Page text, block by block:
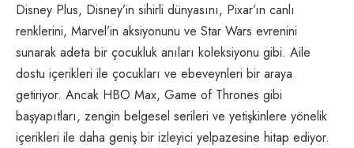
Disney Plus, Disney’in sihirli dünyasını, Pixar’ın canlı
renklerini, Marvel’in aksiyonunu ve Star Wars evrenini
sunarak adeta bir çocukluk anıları koleksiyonu gibi. Aile
dostu içerikleri ile çocukları ve ebeveynleri bir araya
getiriyor. Ancak HBO Max, Game of Thrones gibi
başyapıtları, zengin belgesel serileri ve yetişkinlere yönelik
içerikleri ile daha geniş bir izleyici yelpazesine hitap ediyor.